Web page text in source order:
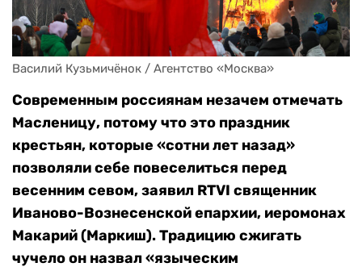
Василий Кузьмичёнок / Агентство «Москва»
Современным россиянам незачем отмечать
Масленицу, потому что это праздник
крестьян, которые «сотни лет назад»
позволяли себе повеселиться перед
весенним севом, заявил RTVI священник
Иваново-Вознесенской епархии, иеромонах
Макарий (Маркиш). Традицию сжигать
чучело он назвал «языческим